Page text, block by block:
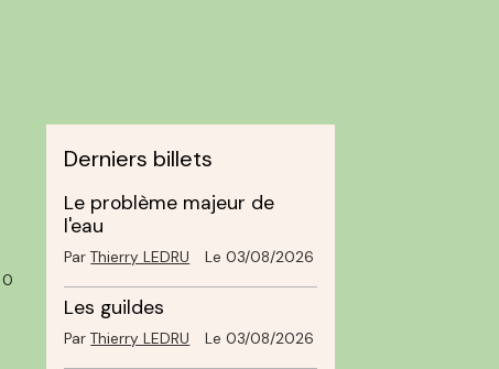
0
Derniers billets
Le problème majeur de
l'eau
ParThierry LEDRU Le 03/08/2026
Les guildes
ParThierry LEDRU Le 03/08/2026